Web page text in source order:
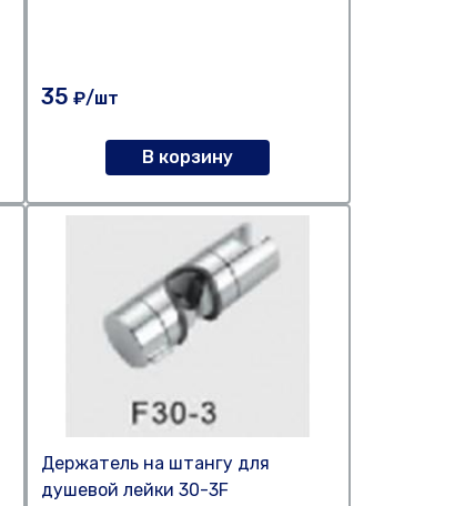
35 ₽/шт
В корзину
Держатель на штангу для
душевой лейки 30-3F